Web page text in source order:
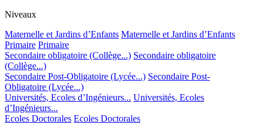
Niveaux
Maternelle et Jardins d’Enfants Maternelle et Jardins d’Enfants
Primaire Primaire
Secondaire obligatoire (Collège...) Secondaire obligatoire
(Collège...)
Secondaire Post-Obligatoire (Lycée...) Secondaire Post-
Obligatoire (Lycée...)
Universités, Ecoles d’Ingénieurs... Universités, Ecoles
d’Ingénieurs...
Ecoles Doctorales Ecoles Doctorales